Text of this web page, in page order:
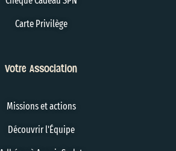
Carte Privilège
Votre Association
Missions et actions
Découvrir l'Équipe